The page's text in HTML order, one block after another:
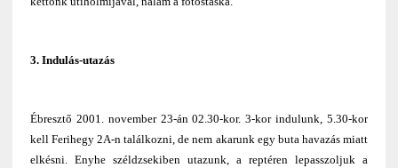
3. Indulás-utazás
Ébresztő 2001. november 23-án 02.30-kor. 3-kor indulunk, 5.30-kor
kell Ferihegy 2A-n találkozni, de nem akarunk egy buta havazás miatt
elkésni. Enyhe széldzsekiben utazunk, a reptéren lepasszoljuk a